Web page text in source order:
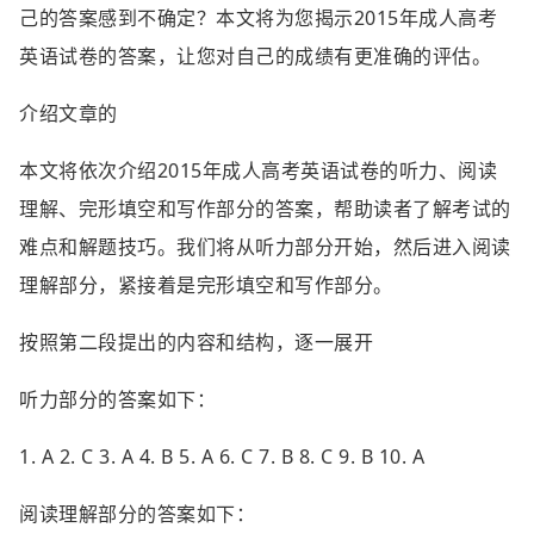
己的答案感到不确定？本文将为您揭示2015年成人高考
英语试卷的答案，让您对自己的成绩有更准确的评估。
介绍文章的
本文将依次介绍2015年成人高考英语试卷的听力、阅读
理解、完形填空和写作部分的答案，帮助读者了解考试的
难点和解题技巧。我们将从听力部分开始，然后进入阅读
理解部分，紧接着是完形填空和写作部分。
按照第二段提出的内容和结构，逐一展开
听力部分的答案如下：
1. A 2. C 3. A 4. B 5. A 6. C 7. B 8. C 9. B 10. A
阅读理解部分的答案如下：